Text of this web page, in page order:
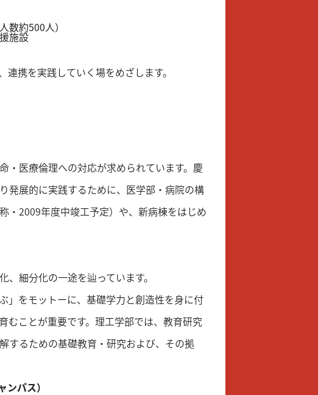
数約500人）
施設
携を実践していく場をめざします。
・医療倫理への対応が求められています。慶
発展的に実践するために、医学部・病院の構
・2009年度中竣工予定）や、新病棟をはじめ
細分化の一途を辿っています。
」をモットーに、基礎学力と創造性を身に付
むことが重要です。理工学部では、教育研究
するための基礎教育・研究および、その拠
パス）